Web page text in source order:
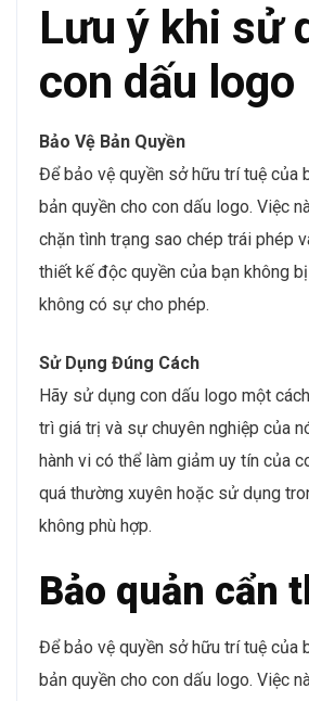
Lưu ý khi sử
con dấu logo
Bảo Vệ Bản Quyền
Để bảo vệ quyền sở hữu trí tuệ của
bản quyền cho con dấu logo. Việc
chặn tình trạng sao chép trái phép
thiết kế độc quyền của bạn không
không có sự cho phép.
Sử Dụng Đúng Cách
Hãy sử dụng con dấu logo một
trì giá trị và sự chuyên nghiệp của
hành vi có thể làm giảm uy tín của
quá thường xuyên hoặc sử dụng
không phù hợp.
Bảo quản cẩn
Để bảo vệ quyền sở hữu trí tuệ của
bản quyền cho con dấu logo. Việc